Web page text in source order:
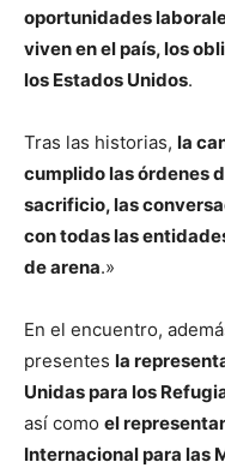
oportunidades
viven en el país, los
los Estados Unidos.
Tras las historias, la
cumplido las órdenes
sacrificio, las
con todas las
de arena.»
En el encuentro,
presentes la
Unidas para los
así como el
Internacional para las